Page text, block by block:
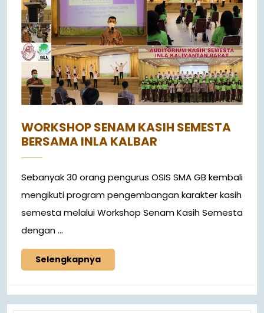
WORKSHOP SENAM KASIH SEMESTA
BERSAMA INLA KALBAR
Sebanyak 30 orang pengurus OSIS SMA GB kembali
mengikuti program pengembangan karakter kasih
semesta melalui Workshop Senam Kasih Semesta
dengan ...
Selengkapnya